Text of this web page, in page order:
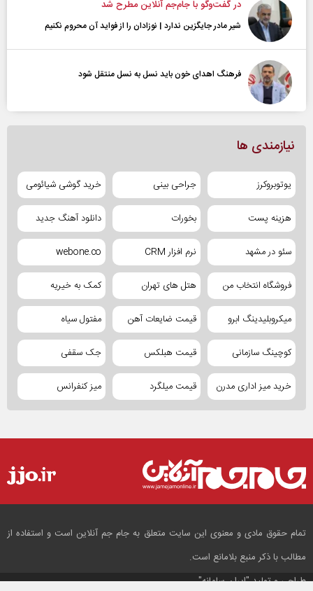
در گفت‌و‌گو با جام‌جم آنلاین مطرح شد
شیر مادر جایگزین ندارد | نوزادان را از فواید آن محروم نکنیم
فرهنگ اهدای خون باید نسل به نسل منتقل شود
نیازمندی ها
یوتوبروکرز جراحی بینی خرید گوشی شیائومی
هزینه پست بخورات دانلود آهنگ جدید
سئو در مشهد نرم افزار CRM webone.co
فروشگاه انتخاب من هتل های تهران کمک به خیریه
میکروبلیدینگ ابرو قیمت ضایعات آهن مفتول سیاه
کوچینگ سازمانی قیمت هبلکس جک سقفی
خرید میز اداری مدرن قیمت میلگرد میز کنفرانس
تمام حقوق مادی و معنوی این سایت متعلق به جام جم آنلاین است و استفاده از
مطالب با ذکر منبع بلامانع است.
طراحی و تولید"ایران سامانه"